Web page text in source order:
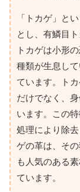
「トカゲ」と
とし、有鱗目
トカゲは小形
種類が生息し
ています。ト
だけでなく、
います。この
処理により除
ゲの革は、そ
も人気のある
ています。